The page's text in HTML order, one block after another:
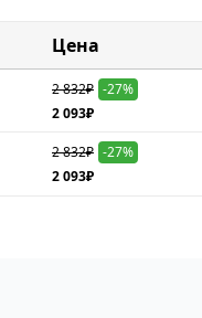
Цена
2 832₽ -27%
2 093₽
2 832₽ -27%
2 093₽